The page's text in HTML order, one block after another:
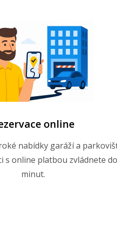
online
nabídky garáží a
s online platbou zvládnete
minut.